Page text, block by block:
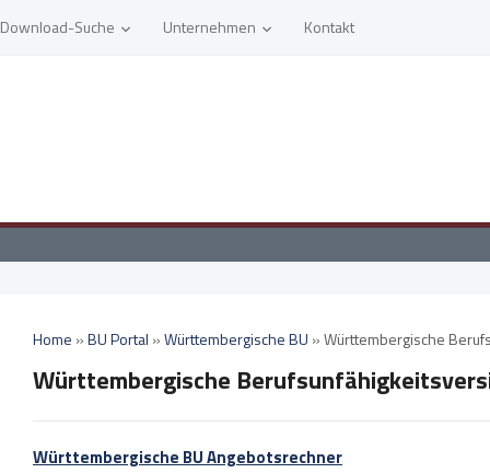
Download-Suche Unternehmen Kontakt
Home »BU Portal »Württembergische BU »Württembergische
Württembergische
Württembergische BU Angebotsrechner